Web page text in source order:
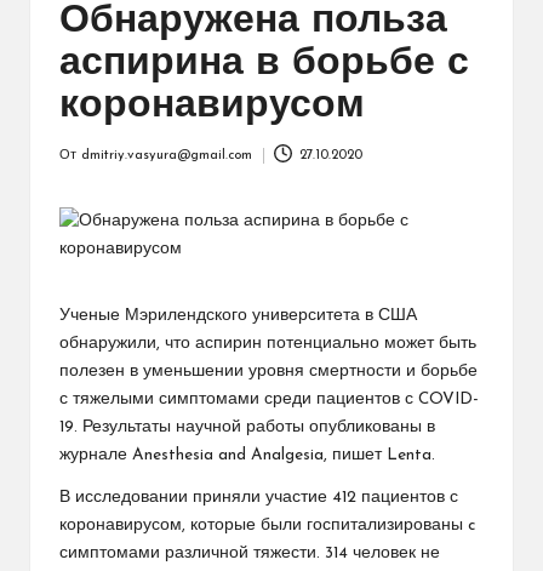
Обнаружена польза
аспирина в борьбе с
коронавирусом
От dmitriy.vasyura@gmail.com 27.10.2020
Ученые Мэрилендского университета в США
обнаружили, что аспирин потенциально может быть
полезен в уменьшении уровня смертности и борьбе
с тяжелыми симптомами среди пациентов с COVID-
19. Результаты научной работы опубликованы в
журнале Anesthesia and Analgesia, пишет Lenta.
В исследовании приняли участие 412 пациентов с
коронавирусом, которые были госпитализированы c
симптомами различной тяжести. 314 человек не